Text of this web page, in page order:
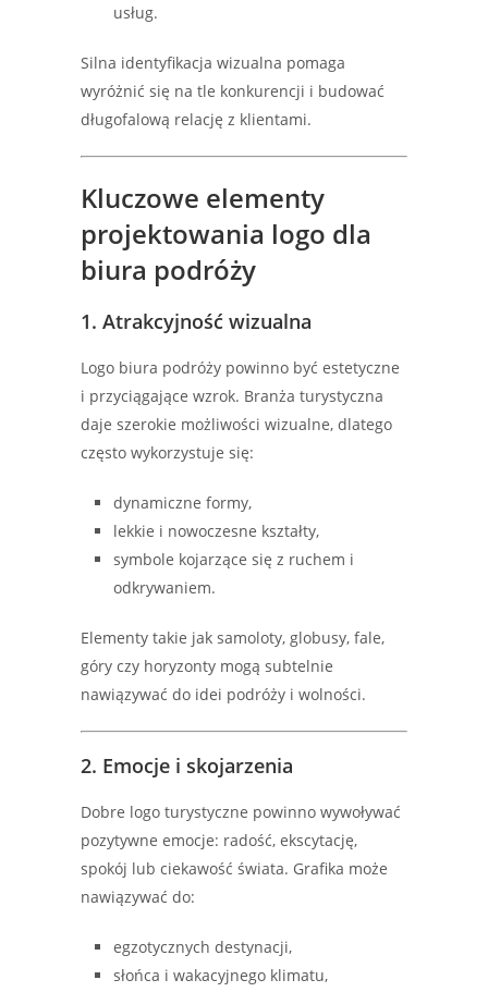
usług.
Silna identyfikacja wizualna pomaga
wyróżnić się na tle konkurencji i budować
długofalową relację z klientami.
Kluczowe elementy
projektowania logo dla
biura podróży
1. Atrakcyjność wizualna
Logo biura podróży powinno być estetyczne
i przyciągające wzrok. Branża turystyczna
daje szerokie możliwości wizualne, dlatego
często wykorzystuje się:
dynamiczne formy,
lekkie i nowoczesne kształty,
symbole kojarzące się z ruchem i
odkrywaniem.
Elementy takie jak samoloty, globusy, fale,
góry czy horyzonty mogą subtelnie
nawiązywać do idei podróży i wolności.
2. Emocje i skojarzenia
Dobre logo turystyczne powinno wywoływać
pozytywne emocje: radość, ekscytację,
spokój lub ciekawość świata. Grafika może
nawiązywać do:
egzotycznych destynacji,
słońca i wakacyjnego klimatu,